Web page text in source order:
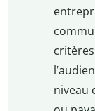
niveau